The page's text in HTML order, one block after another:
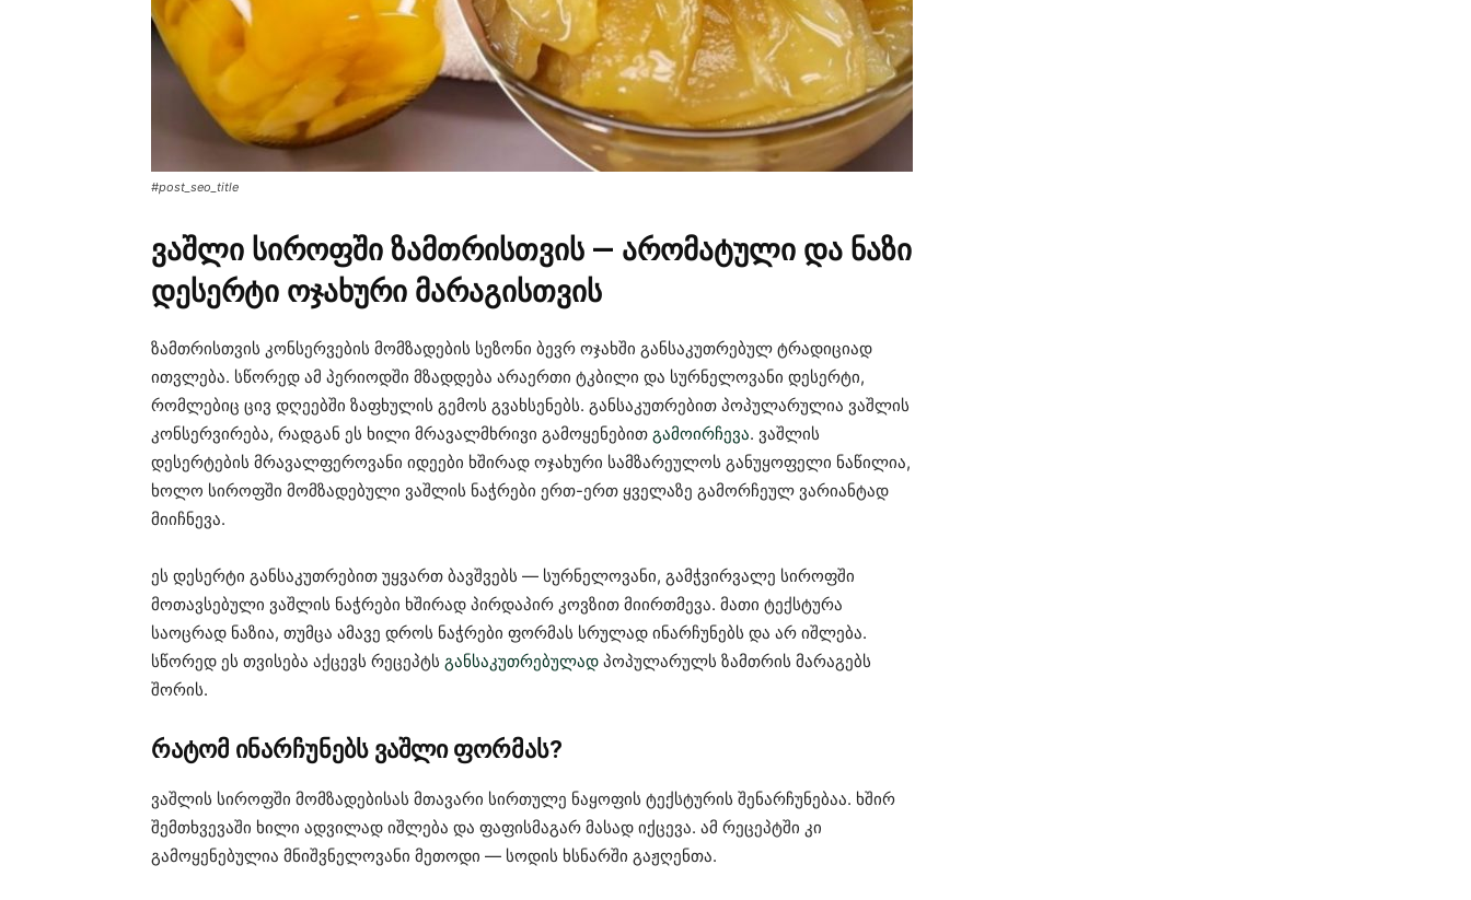
#post_seo_title
ვაშლი სიროფში ზამთრისთვის — არომატული და ნაზი
დესერტი ოჯახური მარაგისთვის
ზამთრისთვის კონსერვების მომზადების სეზონი ბევრ ოჯახში განსაკუთრებულ ტრადიციად
ითვლება. სწორედ ამ პერიოდში მზადდება არაერთი ტკბილი და სურნელოვანი დესერტი,
რომლებიც ცივ დღეებში ზაფხულის გემოს გვახსენებს. განსაკუთრებით პოპულარულია ვაშლის
კონსერვირება, რადგან ეს ხილი მრავალმხრივი გამოყენებით გამოირჩევა. ვაშლის
დესერტების მრავალფეროვანი იდეები ხშირად ოჯახური სამზარეულოს განუყოფელი ნაწილია,
ხოლო სიროფში მომზადებული ვაშლის ნაჭრები ერთ-ერთ ყველაზე გამორჩეულ ვარიანტად
მიიჩნევა.
ეს დესერტი განსაკუთრებით უყვართ ბავშვებს — სურნელოვანი, გამჭვირვალე სიროფში
მოთავსებული ვაშლის ნაჭრები ხშირად პირდაპირ კოვზით მიირთმევა. მათი ტექსტურა
საოცრად ნაზია, თუმცა ამავე დროს ნაჭრები ფორმას სრულად ინარჩუნებს და არ იშლება.
სწორედ ეს თვისება აქცევს რეცეპტს განსაკუთრებულად პოპულარულს ზამთრის მარაგებს
შორის.
რატომ ინარჩუნებს ვაშლი ფორმას?
ვაშლის სიროფში მომზადებისას მთავარი სირთულე ნაყოფის ტექსტურის შენარჩუნებაა. ხშირ
შემთხვევაში ხილი ადვილად იშლება და ფაფისმაგარ მასად იქცევა. ამ რეცეპტში კი
გამოყენებულია მნიშვნელოვანი მეთოდი — სოდის ხსნარში გაჟღენთა.